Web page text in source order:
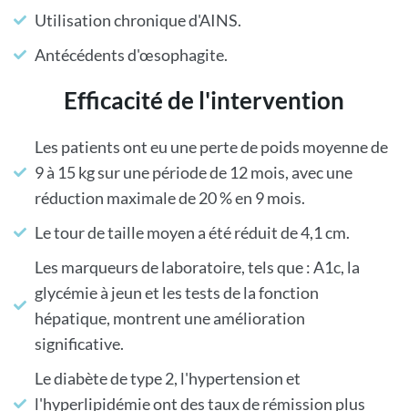
Utilisation chronique d'AINS.
Antécédents d'œsophagite.
Efficacité de l'intervention
Les patients ont eu une perte de poids moyenne de
9 à 15 kg sur une période de 12 mois, avec une
réduction maximale de 20 % en 9 mois.
Le tour de taille moyen a été réduit de 4,1 cm.
Les marqueurs de laboratoire, tels que : A1c, la
glycémie à jeun et les tests de la fonction
hépatique, montrent une amélioration
significative.
Le diabète de type 2, l'hypertension et
l'hyperlipidémie ont des taux de rémission plus